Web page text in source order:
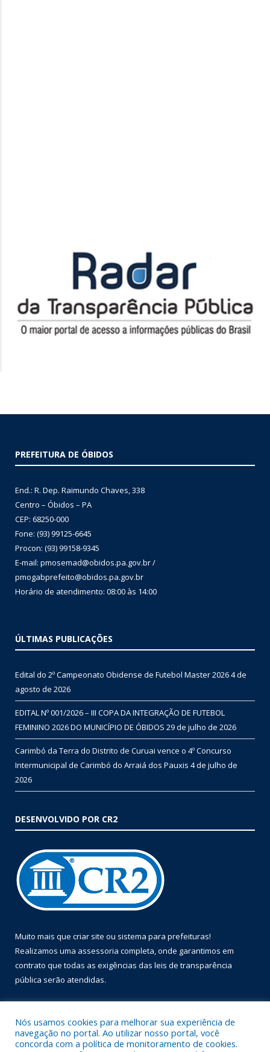
PREFEITURA DE ÓBIDOS
End.: R. Dep. Raimundo Chaves, 338
Centro – Óbidos – PA
CEP: 68250-000
Fone: (93) 99125-6645
Procon: (93) 99158-9345
E-mail: pmosemad@obidos.pa.gov.br /
pmogabprefeito@obidos.pa.gov.br
Horário de atendimento: 08:00 às 14:00
ÚLTIMAS PUBLICAÇÕES
Edital do 2º Campeonato Obidense de Futebol Master 20264 de
agosto de 2026
EDITAL Nº 001/2026 – III COPA DA INTEGRAÇÃO DE FUTEBOL
FEMININO 2026 DO MUNICÍPIO DE ÓBIDOS 29 de julho de 2026
Carimbó da Terra do Distrito de Curuai vence o 4º Concurso
Intermunicipal de Carimbó do Arraiá dos Pauxis 4 de julho de
2026
DESENVOLVIDO POR CR2
Muito mais que criar site ou sistema para prefeituras!
Realizamos uma assessoria completa, onde garantimos em
contrato que todas as exigências das leis de transparência
pública serão atendidas.
Nós usamos cookies para melhorar sua experiência de
navegação no portal. Ao utilizar nosso portal, você
concorda com a política de monitoramento de cookies.